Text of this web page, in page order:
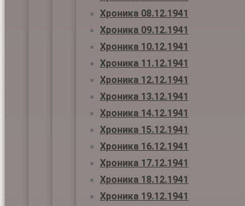
Хроника 08.12.1941
Хроника 09.12.1941
Хроника 10.12.1941
Хроника 11.12.1941
Хроника 12.12.1941
Хроника 13.12.1941
Хроника 14.12.1941
Хроника 15.12.1941
Хроника 16.12.1941
Хроника 17.12.1941
Хроника 18.12.1941
Хроника 19.12.1941